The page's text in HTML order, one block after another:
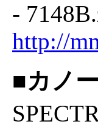
-
http://
■カノ